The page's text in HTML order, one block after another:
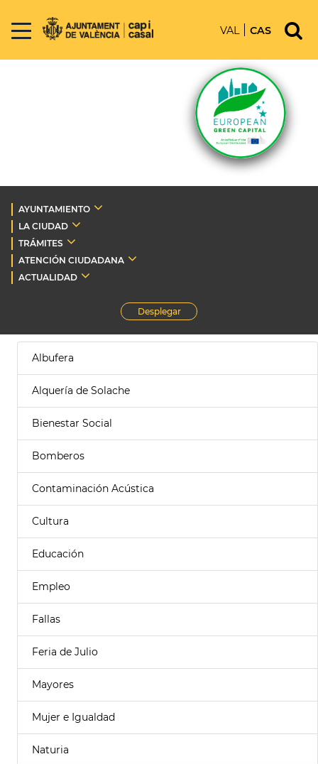
VAL CAS
AYUNTAMIENTO
LA CIUDAD
TRÁMITES
ATENCIÓN CIUDADANA
ACTUALIDAD
Desplegar
Albufera
Alquería de Solache
Bienestar Social
Bomberos
Contaminación Acústica
Cultura
Educación
Empleo
Fallas
Feria de Julio
Mayores
Mujer e Igualdad
Naturia